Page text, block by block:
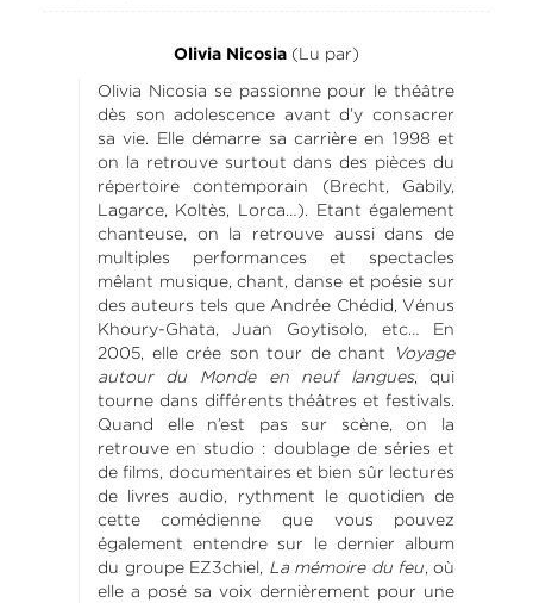
Olivia Nicosia (Lu par)
Olivia Nicosia se passionne pour le théâtre
dès son adolescence avant d’y consacrer
sa vie. Elle démarre sa carrière en 1998 et
on la retrouve surtout dans des pièces du
répertoire contemporain (Brecht, Gabily,
Lagarce, Koltès, Lorca…). Etant également
chanteuse, on la retrouve aussi dans de
multiples performances et spectacles
mêlant musique, chant, danse et poésie sur
des auteurs tels que Andrée Chédid, Vénus
Khoury-Ghata, Juan Goytisolo, etc… En
2005, elle crée son tour de chant
Voyage
autour du Monde en neuf langues, qui
tourne dans différents théâtres et festivals.
Quand elle n’est pas sur scène, on la
retrouve en studio : doublage de séries et
de films, documentaires et bien sûr lectures
de livres audio, rythment le quotidien de
cette comédienne que vous pouvez
également entendre sur le dernier album
du groupe EZ3chiel, La mémoire du feu, où
elle a posé sa voix dernièrement pour une